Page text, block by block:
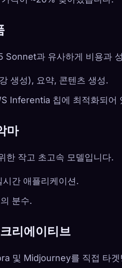
과 유사하게 비용과
생성), 요약, 콘텐츠 생성.
Inferentia 칩에 최적화되어
마
한 작고 초고속 모델입니다.
시간 애플리케이션.
분수.
리에이티브
및 Midjourney를 직접 타겟